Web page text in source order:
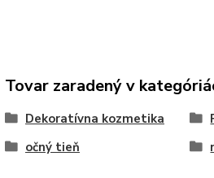
Tovar zaradený v
Dekoratívna kozmetika
očný tieň